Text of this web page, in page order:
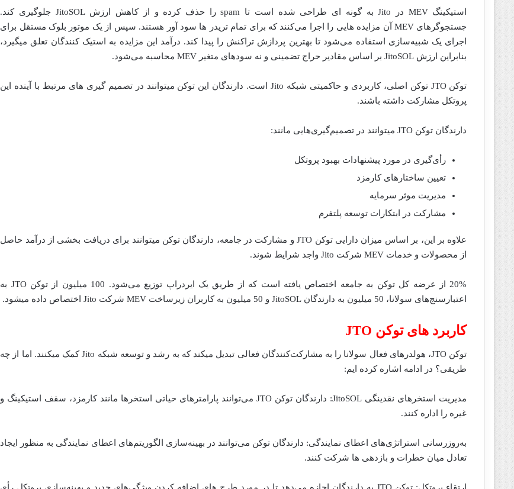
استیکینگ MEV در Jito به گونه ای طراحی شده است تا spam را حذف کرده و از کاهش ارزش JitoSOL جلوگیری کند.
جستجوگرهای MEV آن مزایده هایی را اجرا می‌کنند که برای تمام تریدر ها سود آور هستند. سپس از یک موتور بلوک مستقل برای
اجرای یک شبیه‌سازی استفاده می‌شود تا بهترین پردازش تراکنش را پیدا کند. درآمد این مزایده به استیک کنندگان تعلق میگیرد،
بنابراین ارزش JitoSOL بر اساس مقادیر حراج تضمینی و نه سودهای متغیر MEV محاسبه می‌شود.
توکن JTO توکن اصلی، کاربردی و حاکمیتی شبکه Jito است. دارندگان این توکن میتوانند در تصمیم گیری های مرتبط با آینده این
پروتکل مشارکت داشته باشند.
دارندگان توکن JTO میتوانند در تصمیم‌گیری‌هایی مانند:
رأی‌گیری در مورد پیشنهادات بهبود پروتکل
تعیین ساختارهای کارمزد
مدیریت موثر سرمایه
مشارکت در ابتکارات توسعه پلتفرم
علاوه بر این، بر اساس میزان دارایی توکن JTO و مشارکت‌ در جامعه، دارندگان توکن میتوانند برای دریافت بخشی از درآمد حاصل
از محصولات و خدمات MEV شرکت Jito واجد شرایط شوند.
20% از عرضه کل توکن به جامعه اختصاص یافته است که از طریق یک ایردراپ توزیع می‌شود. 100 میلیون از توکن JTO به
اعتبارسنج‌های سولانا، 50 میلیون به دارندگان JitoSOL و 50 میلیون به کاربران زیرساخت MEV شرکت Jito اختصاص داده میشود.
کاربرد های توکن JTO
توکن JTO، هولدرهای فعال سولانا را به مشارکت‌کنندگان فعالی تبدیل میکند که به رشد و توسعه شبکه Jito کمک میکنند. اما از چه
طریقی؟ در ادامه اشاره کرده ایم:
مدیریت استخرهای نقدینگی JitoSOL: دارندگان توکن JTO می‌توانند پارامترهای حیاتی استخرها مانند کارمزد، سقف استیکینگ و
غیره را اداره کنند.
به‌روزرسانی استراتژی‌های اعطای نمایندگی: دارندگان توکن می‌توانند در بهینه‌سازی الگوریتم‌های اعطای نمایندگی به منظور ایجاد
تعادل میان خطرات و بازدهی ها شرکت کنند.